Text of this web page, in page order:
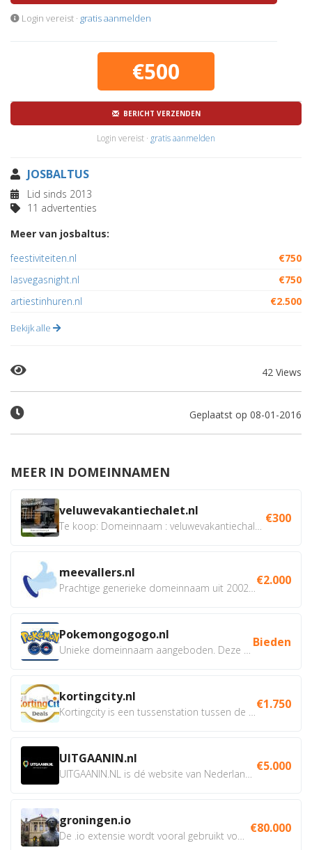
Login vereist · gratis aanmelden
€500
BERICHT VERZENDEN
Login vereist · gratis aanmelden
JOSBALTUS
Lid sinds 2013
11 advertenties
Meer van josbaltus:
feestiviteiten.nl
€750
lasvegasnight.nl
€750
artiestinhuren.nl
€2.500
Bekijk alle
42 Views
Geplaatst op 08-01-2016
MEER IN DOMEINNAMEN
veluwevakantiechalet.nl €300
meevallers.nl €2.000
Pokemongogogo.nl Bieden
kortingcity.nl €1.750
UITGAANIN.nl €5.000
groningen.io €80.000